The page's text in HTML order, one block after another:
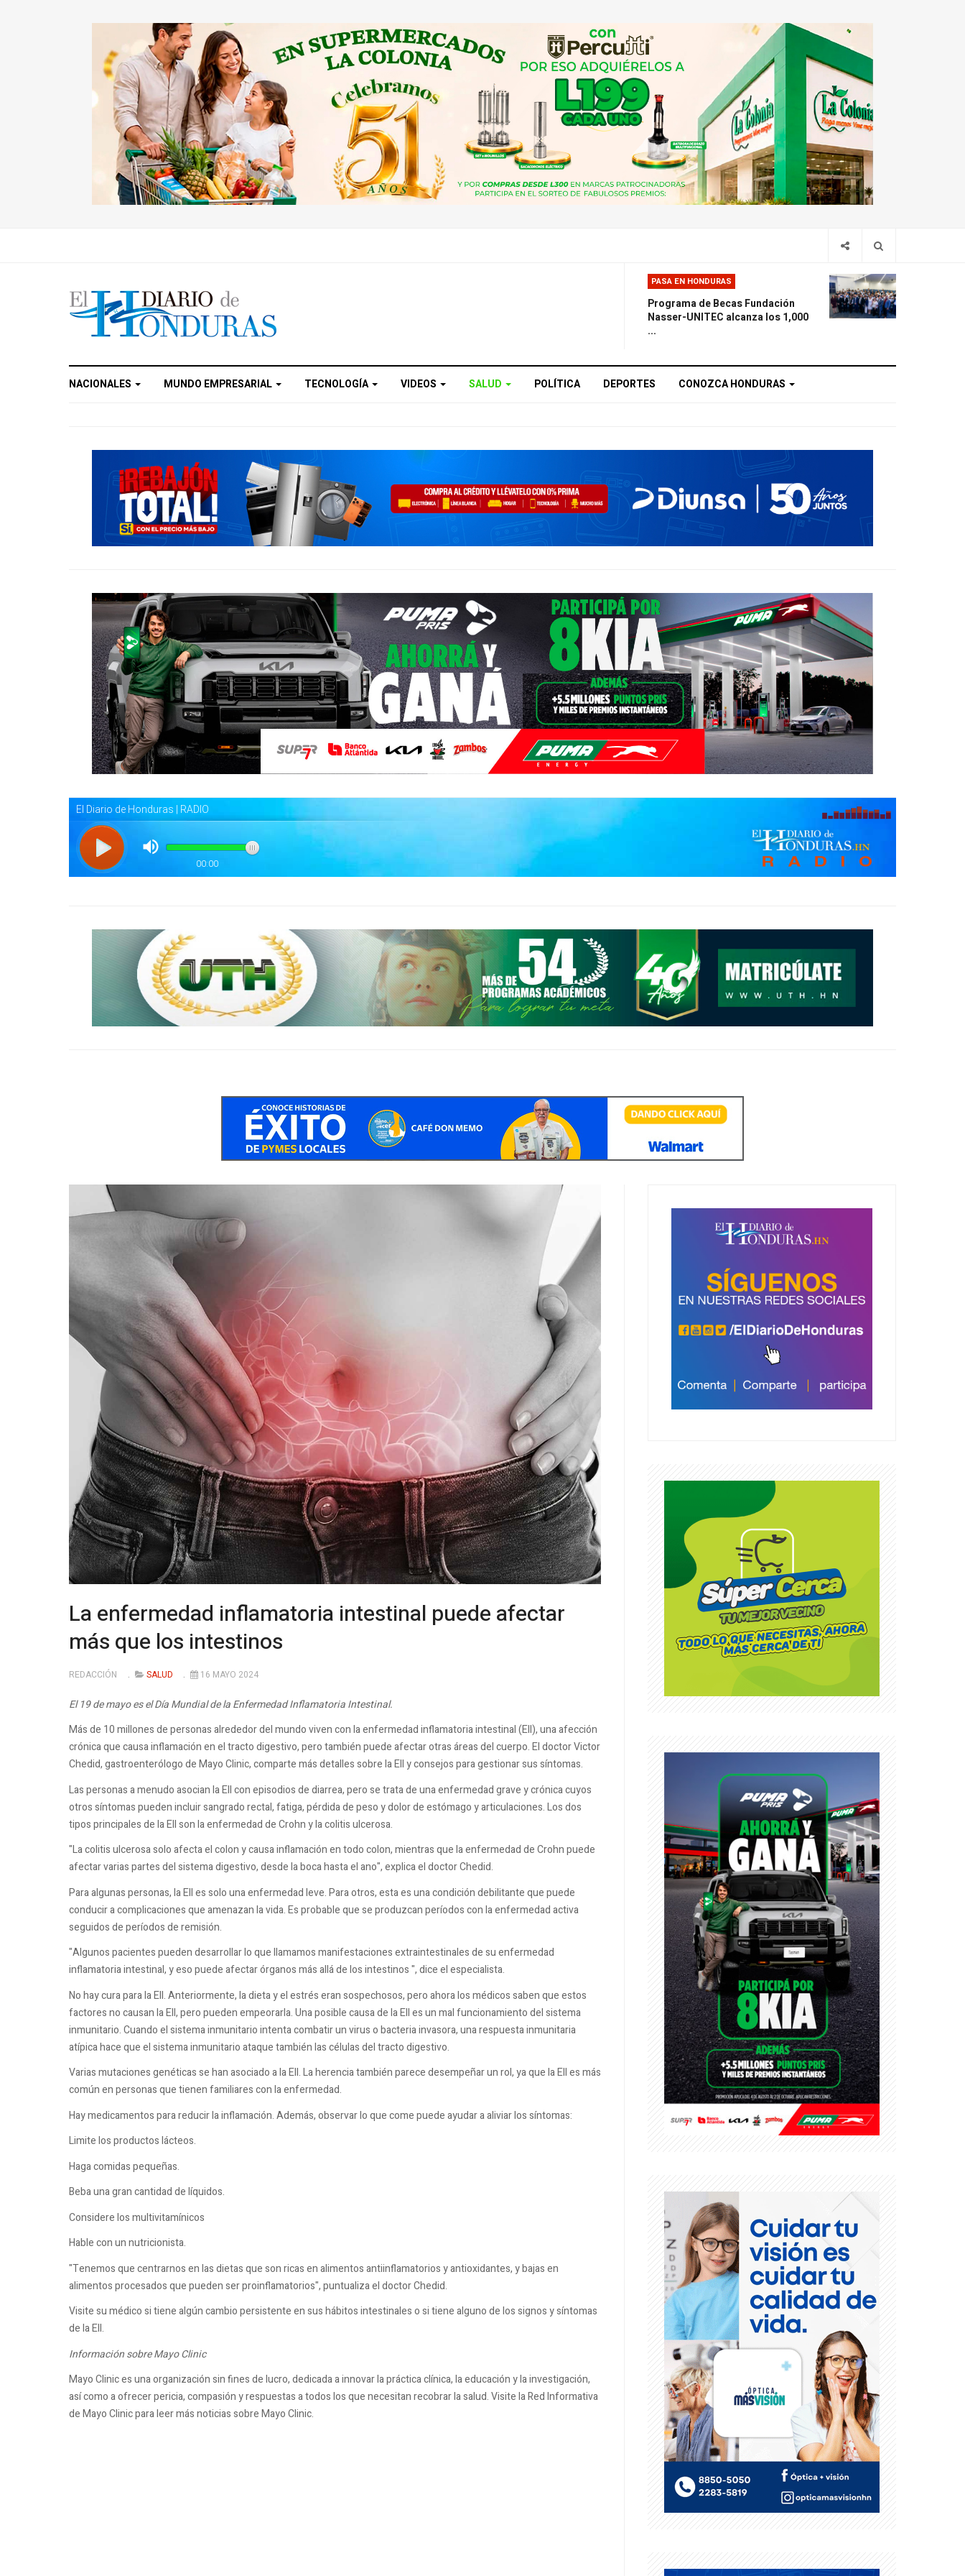
PASA EN HONDURAS
Programa de Becas Fundación
Nasser-UNITEC alcanza los 1,000
...
NACIONALES MUNDO EMPRESARIAL TECNOLOGÍA VIDEOS SALUD POLÍTICA DEPORTES CONOZCA HONDURAS
La enfermedad inflamatoria intestinal puede afectar
más que los intestinos
REDACCIÓN SALUD 16 MAYO 2024
El 19 de mayo es el Día Mundial de la Enfermedad Inflamatoria Intestinal.
Más de 10 millones de personas alrededor del mundo viven con la enfermedad inflamatoria intestinal (EII), una afección
crónica que causa inflamación en el tracto digestivo, pero también puede afectar otras áreas del cuerpo. El doctor Victor
Chedid, gastroenterólogo de Mayo Clinic, comparte más detalles sobre la EII y consejos para gestionar sus síntomas.
Las personas a menudo asocian la EII con episodios de diarrea, pero se trata de una enfermedad grave y crónica cuyos
otros síntomas pueden incluir sangrado rectal, fatiga, pérdida de peso y dolor de estómago y articulaciones. Los dos
tipos principales de la EII son la enfermedad de Crohn y la colitis ulcerosa.
"La colitis ulcerosa solo afecta el colon y causa inflamación en todo colon, mientras que la enfermedad de Crohn puede
afectar varias partes del sistema digestivo, desde la boca hasta el ano", explica el doctor Chedid.
Para algunas personas, la EII es solo una enfermedad leve. Para otros, esta es una condición debilitante que puede
conducir a complicaciones que amenazan la vida. Es probable que se produzcan períodos con la enfermedad activa
seguidos de períodos de remisión.
"Algunos pacientes pueden desarrollar lo que llamamos manifestaciones extraintestinales de su enfermedad
inflamatoria intestinal, y eso puede afectar órganos más allá de los intestinos ", dice el especialista.
No hay cura para la EII. Anteriormente, la dieta y el estrés eran sospechosos, pero ahora los médicos saben que estos
factores no causan la EII, pero pueden empeorarla. Una posible causa de la EII es un mal funcionamiento del sistema
inmunitario. Cuando el sistema inmunitario intenta combatir un virus o bacteria invasora, una respuesta inmunitaria
atípica hace que el sistema inmunitario ataque también las células del tracto digestivo.
Varias mutaciones genéticas se han asociado a la EII. La herencia también parece desempeñar un rol, ya que la EII es más
común en personas que tienen familiares con la enfermedad.
Hay medicamentos para reducir la inflamación. Además, observar lo que come puede ayudar a aliviar los síntomas:
Limite los productos lácteos.
Haga comidas pequeñas.
Beba una gran cantidad de líquidos.
Considere los multivitamínicos
Hable con un nutricionista.
"Tenemos que centrarnos en las dietas que son ricas en alimentos antiinflamatorios y antioxidantes, y bajas en
alimentos procesados que pueden ser proinflamatorios", puntualiza el doctor Chedid.
Visite su médico si tiene algún cambio persistente en sus hábitos intestinales o si tiene alguno de los signos y síntomas
de la EII.
Información sobre Mayo Clinic
Mayo Clinic es una organización sin fines de lucro, dedicada a innovar la práctica clínica, la educación y la investigación,
así como a ofrecer pericia, compasión y respuestas a todos los que necesitan recobrar la salud. Visite la Red Informativa
de Mayo Clinic para leer más noticias sobre Mayo Clinic.